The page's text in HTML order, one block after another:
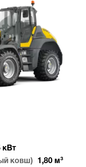
кВт
ковш)
1,80 м³